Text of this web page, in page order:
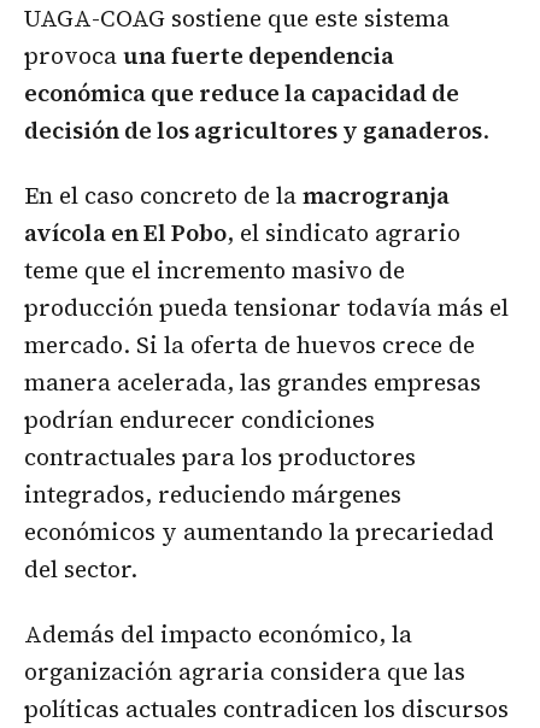
UAGA-COAG sostiene que este sistema
provocauna fuerte dependencia
económica que reduce la capacidad de
decisión de los agricultores y ganaderos.
En el caso concreto de lamacrogranja
avícola en El Pobo, el sindicato agrario
teme que el incremento masivo de
producción pueda tensionar todavía más el
mercado. Si la oferta de huevos crece de
manera acelerada, las grandes empresas
podrían endurecer condiciones
contractuales para los productores
integrados, reduciendo márgenes
económicos y aumentando la precariedad
del sector.
Además del impacto económico, la
organización agraria considera que las
políticas actuales contradicen los discursos